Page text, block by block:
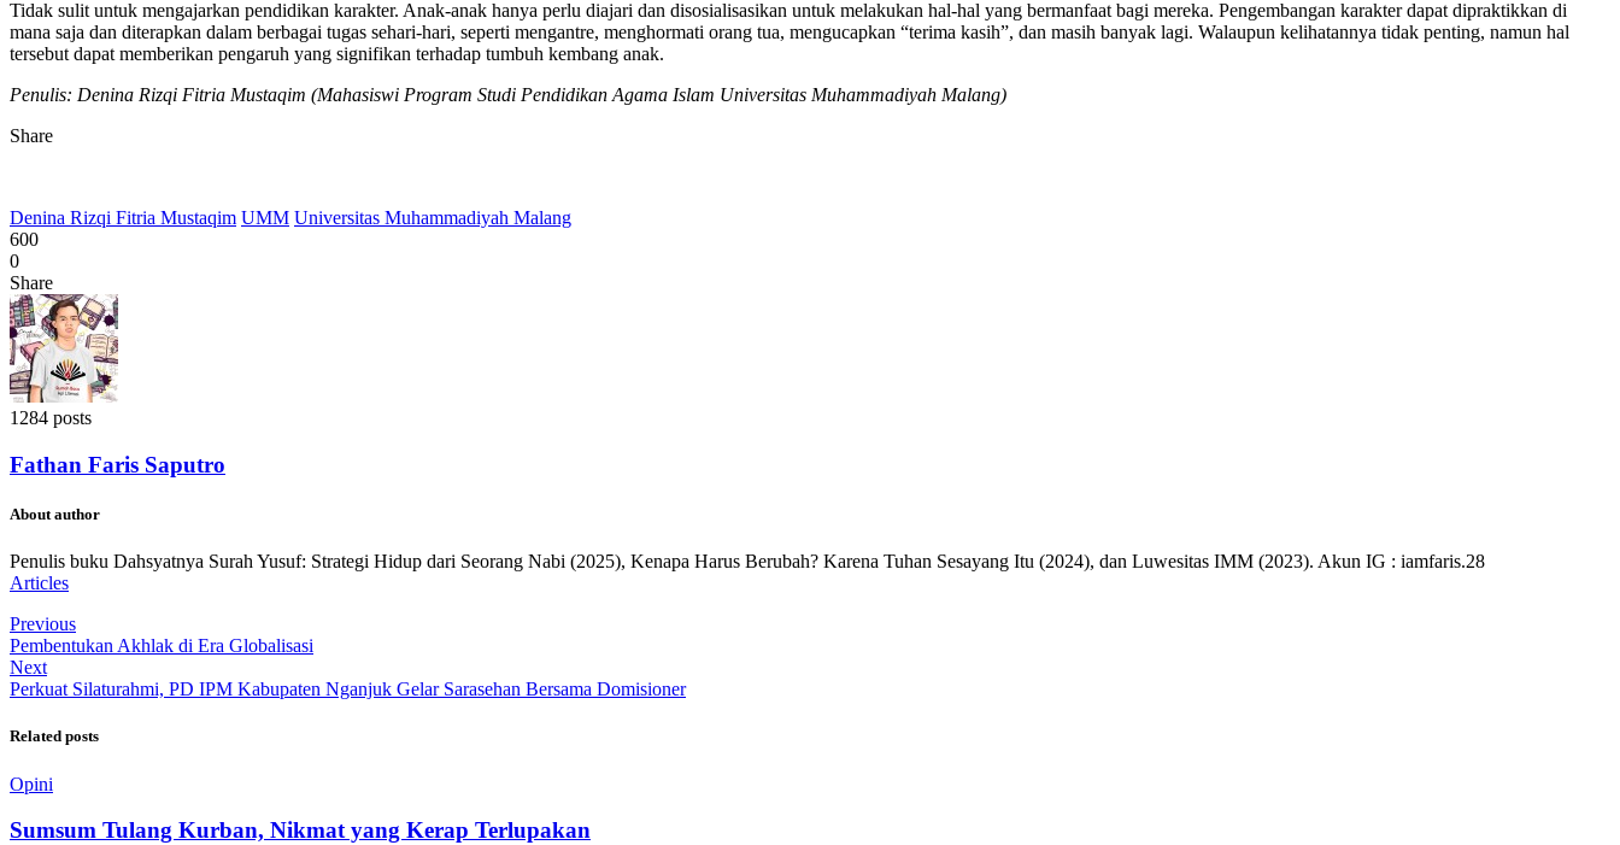
Tidak sulit untuk mengajarkan pendidikan karakter. Anak-anak hanya perlu diajari dan disosialisasikan untuk melakukan hal-hal yang bermanfaat bagi mereka. Pengembangan karakter dapat dipraktikkan di
mana saja dan diterapkan dalam berbagai tugas sehari-hari, seperti mengantre, menghormati orang tua, mengucapkan “terima kasih”, dan masih banyak lagi. Walaupun kelihatannya tidak penting, namun hal
tersebut dapat memberikan pengaruh yang signifikan terhadap tumbuh kembang anak.
Penulis: Denina Rizqi Fitria Mustaqim (Mahasiswi Program Studi Pendidikan Agama Islam Universitas Muhammadiyah Malang)
Share
Denina Rizqi Fitria Mustaqim UMM Universitas Muhammadiyah Malang
600
0
Share
1284 posts
Fathan Faris Saputro
About author
Penulis buku Dahsyatnya Surah Yusuf: Strategi Hidup dari Seorang Nabi (2025), Kenapa Harus Berubah? Karena Tuhan Sesayang Itu (2024), dan Luwesitas IMM (2023). Akun IG : iamfaris.28
Articles
Previous
Pembentukan Akhlak di Era Globalisasi
Next
Perkuat Silaturahmi, PD IPM Kabupaten Nganjuk Gelar Sarasehan Bersama Domisioner
Related posts
Opini
Sumsum Tulang Kurban, Nikmat yang Kerap Terlupakan